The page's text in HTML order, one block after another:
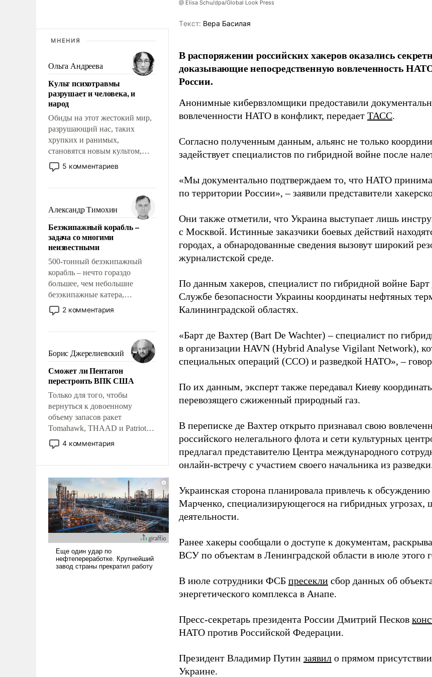
МНЕНИЯ
Ольга Андреева
Культ психотравмы
разрушает и человека, и
народ
Обиды на этот жестокий мир,
разрушающий нас, таких
хрупких и ранимых,
становятся новым культом,
постепенно вытесняя и
отменяя традиционное
мужественным и твердым под
ударами судьбы, брать на себя
ответственность, помогать
слабым, идти вперед и
адаптироваться.
5 комментариев
Александр Тимохин
Безэкипажный корабль –
задача со многими
неизвестными
500-тонный безэкипажный
корабль – нечто гораздо
большее, чем небольшие
безэкипажные катера,
применение которых уже
стало обыденностью. Задача по
сложна и амбициозна. Однако
и ее реализация радикально
поднимет наши боевые
возможности.
2 комментария
Борис Джерелиевский
Сможет ли Пентагон
перестроить ВПК США
Только для того, чтобы
вернуться к довоенному
объему запасов ракет
Tomahawk, THAAD и Patriot
США потребуется более трех
лет. Даже небольшая война с
Сложившаяся ситуация
означает многолетний период
уязвимости США, например,
перед Китаем.
4 комментария
@ Elisa Schu/dpa/Global Look Press
Tекст: Вера Басилая
В распоряжении российских хакеров оказались
доказывающие непосредственную вовлеченность
России.
Анонимные кибервзломщики предоставили
вовлеченности НАТО в конфликт, передает ТАСС.
Согласно полученным данным, альянс не только
задействует специалистов по гибридной войне после
«Мы документально подтверждаем то, что НАТО
по территории России», – заявили представители
Они также отметили, что Украина выступает лишь
с Москвой. Истинные заказчики боевых действий
городах, а обнародованные сведения вызовут широкий
журналистской среде.
По данным хакеров, специалист по гибридной войне Барт
Службе безопасности Украины координаты нефтяных
Калининградской областях.
«Барт де Вахтер (Bart De Wachter) – специалист по
в организации HAVN (Hybrid Analyse Vigilant Network),
специальных операций (ССО) и разведкой НАТО», –
По их данным, эксперт также передавал Киеву
перевозящего сжиженный природный газ.
В переписке де Вахтер открыто признавал свою
российского нелегального флота и сети культурных
предлагал представителю Центра международного
онлайн-встречу с участием своего начальника из
Украинская сторона планировала привлечь к
Марченко, специализирующегося на гибридных
деятельности.
Ранее хакеры сообщали о доступе к документам,
ВСУ по объектам в Ленинградской области в июле этого
В июле сотрудники ФСБ пресекли сбор данных об
энергетического комплекса в Анапе.
Пресс-секретарь президента России Дмитрий Песков
НАТО против Российской Федерации.
Президент Владимир Путин заявил о прямом
Украине.